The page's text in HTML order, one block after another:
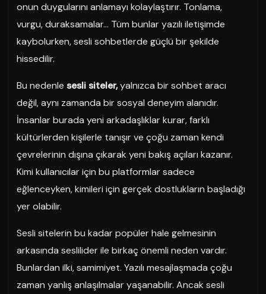
onun duygularını anlamayı kolaylaştırır. Tonlama,
vurgu, duraksamalar… Tüm bunlar yazılı iletişimde
kaybolurken, sesli sohbetlerde güçlü bir şekilde
hissedilir.
Bu nedenle sesli siteler,yalnızca bir sohbet aracı
değil, aynı zamanda bir sosyal deneyim alanıdır.
İnsanlar burada yeni arkadaşlıklar kurar, farklı
kültürlerden kişilerle tanışır ve çoğu zaman kendi
çevrelerinin dışına çıkarak yeni bakış açıları kazanır.
Kimi kullanıcılar için bu platformlar sadece
eğlenceyken, kimileri için gerçek dostlukların başladığı
yer olabilir.
Sesli sitelerin bu kadar popüler hale gelmesinin
arkasında seslilider ile birkaç önemli neden vardır.
Bunlardan ilki, samimiyet. Yazılı mesajlaşmada çoğu
zaman yanlış anlaşılmalar yaşanabilir. Ancak sesli